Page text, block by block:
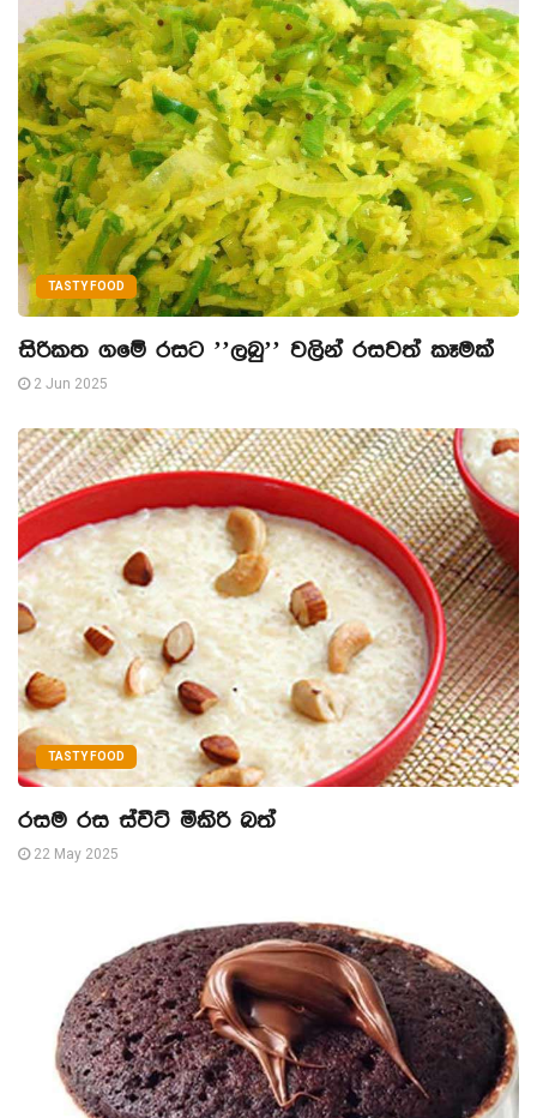
TASTY FOOD
සිරිකත ගමේ රසට ’’ලබු’’ වලින් රසවත් කෑමක්
2 Jun 2025
TASTY FOOD
රසම රස ස්වීට් මීකිරි බත්
22 May 2025